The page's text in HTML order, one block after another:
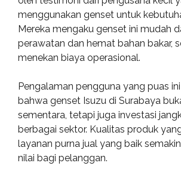
menggunakan genset untuk
Mereka mengaku genset ini mudah
perawatan dan hemat bahan bakar,
menekan biaya operasional.
Pengalaman pengguna yang puas
bahwa genset Isuzu di Surabaya
sementara, tetapi juga investasi
berbagai sektor. Kualitas produk
layanan purna jual yang baik
nilai bagi pelanggan.